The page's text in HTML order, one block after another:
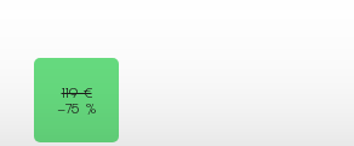
119 €
–75 %